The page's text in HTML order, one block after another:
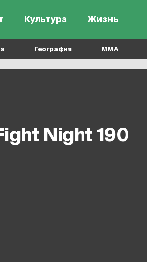
Культура Жизнь
География MMA
Fight Night 190